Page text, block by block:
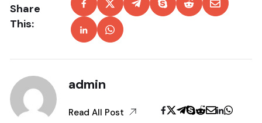
Share
This:
admin
Read All Post